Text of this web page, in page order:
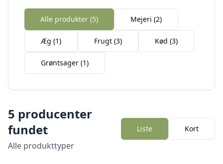
Alle produkter (5) Mejeri (2)
Æg (1) Frugt (3) Kød (3)
Grøntsager (1)
5 producenter
fundet
Alle produkttyper
Liste Kort